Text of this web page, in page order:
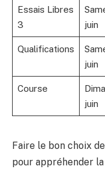
Essais Libres
3
juin
Qualifications
juin
Course
juin
Faire le bon choix
pour appréhender